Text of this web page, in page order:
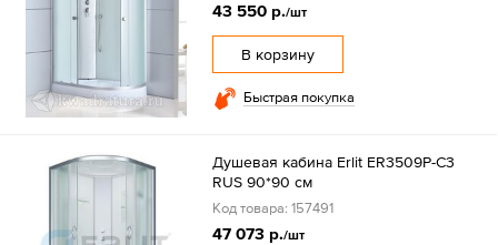
43 550 р./шт
В корзину
Быстрая покупка
Душевая кабина Erlit ER3509P-C3
RUS 90*90 см
Код товара: 157491
47 073 р./шт